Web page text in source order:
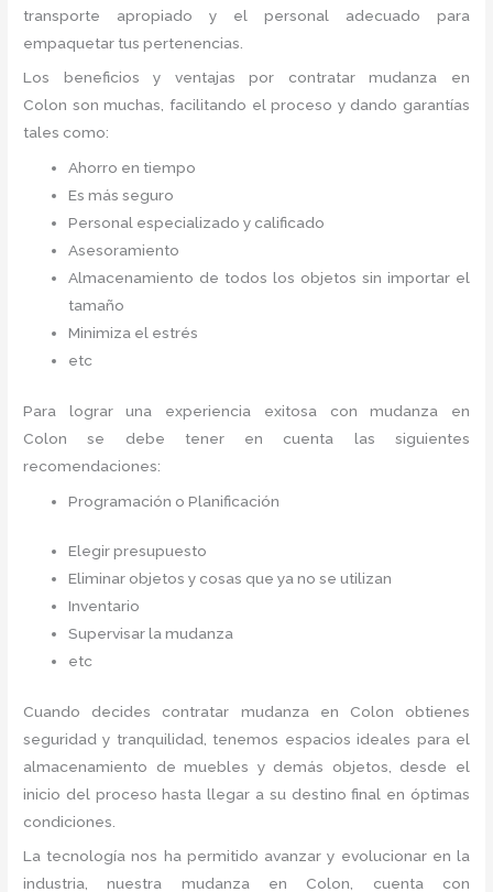
transporte apropiado y el personal adecuado para
empaquetar tus pertenencias.
Los beneficios y ventajas por contratar mudanza en
Colon son muchas, facilitando el proceso y dando garantías
tales como:
Ahorro en tiempo
Es más seguro
Personal especializado y calificado
Asesoramiento
Almacenamiento de todos los objetos sin importar el
tamaño
Minimiza el estrés
etc
Para lograr una experiencia exitosa con mudanza en
Colon
se debe tener en cuenta las siguientes
recomendaciones:
Programación o Planificación
Elegir presupuesto
Eliminar objetos y cosas que ya no se utilizan
Inventario
Supervisar la mudanza
etc
Cuando decides contratar mudanza en Colon
obtienes
seguridad y tranquilidad, tenemos espacios ideales para el
almacenamiento de muebles y demás objetos, desde el
inicio del proceso hasta llegar a su destino final en óptimas
condiciones.
La tecnología nos ha permitido avanzar y evolucionar en la
industria, nuestra mudanza en Colon, cuenta con